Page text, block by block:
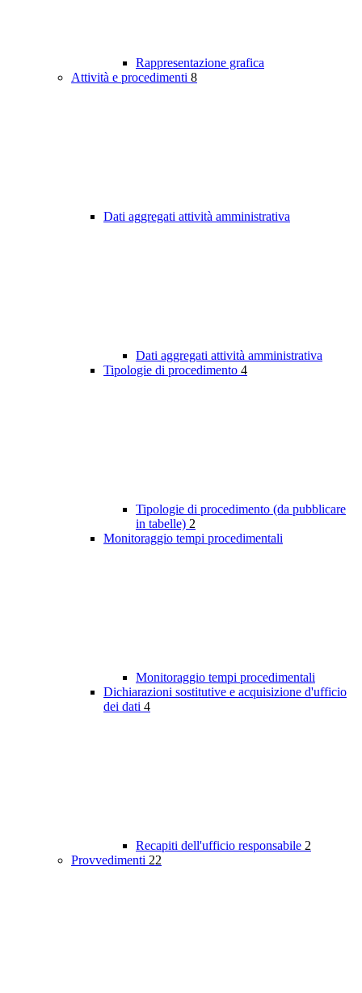
Rappresentazione grafica
Attività e procedimenti 8
Dati aggregati attività amministrativa
Dati aggregati attività amministrativa
Tipologie di procedimento 4
Tipologie di procedimento (da pubblicare
in tabelle) 2
Monitoraggio tempi procedimentali
Monitoraggio tempi procedimentali
Dichiarazioni sostitutive e acquisizione d'ufficio
dei dati 4
Recapiti dell'ufficio responsabile 2
Provvedimenti 22